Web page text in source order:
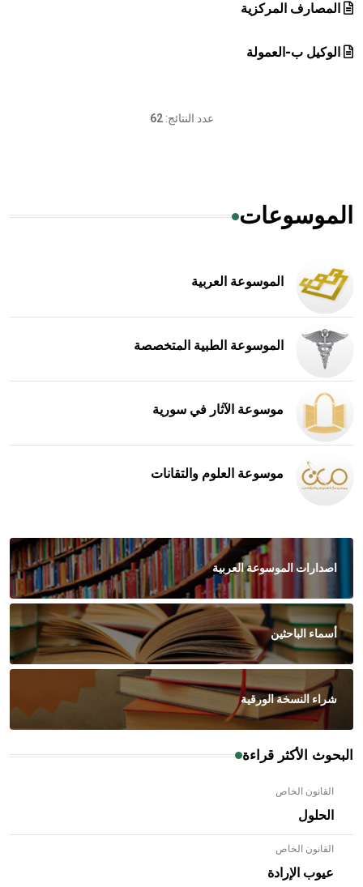
المصارف المركزية
الوكيل ب-العمولة
عدد النتائج:62
الموسوعات
الموسوعة العربية
الموسوعة الطبية المتخصصة
موسوعة الآثار في سورية
موسوعة العلوم والتقانات
اصدارات الموسوعة العربية
أسماء الباحثين
شراء النسخة الورقية
البحوث الأكثر قراءة
القانون الخاص
الحلول
القانون الخاص
عيوب الإرادة